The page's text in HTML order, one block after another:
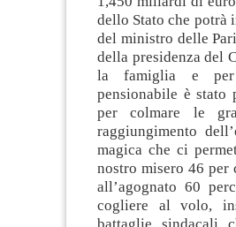
dello Stato che potrà
del ministro delle
della presidenza del
la famiglia e per
pensionabile è stato
per colmare le
raggiungimento
magica che ci
nostro misero 46
all’agognato 60
cogliere al volo,